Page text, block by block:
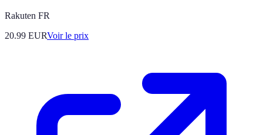
Rakuten FR
20.99 EURVoir le prix